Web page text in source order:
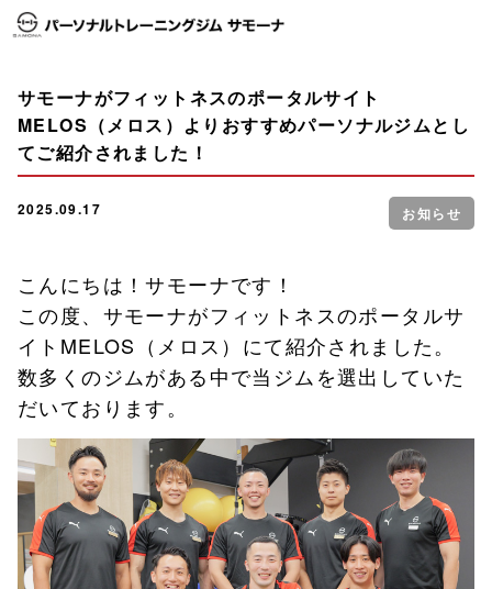
サモーナがフィットネスのポータルサイト
MELOS（メロス）よりおすすめパーソナルジムとし
てご紹介されました！
2025.09.17 お知らせ
こんにちは！サモーナです！
この度、サモーナがフィットネスのポータルサ
イトMELOS（メロス）にて紹介されました。
数多くのジムがある中で当ジムを選出していた
だいております。